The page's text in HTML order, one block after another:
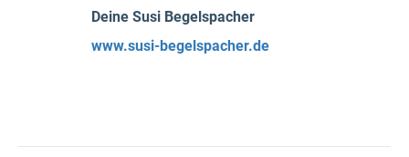
Deine Susi Begelspacher
www.susi-begelspacher.de